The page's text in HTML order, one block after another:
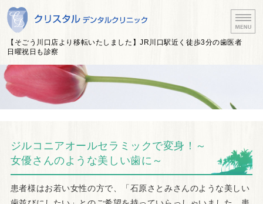
【そごう川口店より移転いたしました】JR川口駅近く徒歩3分の歯医者
日曜祝日も診察
ホーム
医院紹介・医師紹介
アクセス
治療費について
ジルコニアオールセラミックで変身！～
女優さんのような美しい歯に～
患者様はお若い女性の方で、「石原さとみさんのような美しい